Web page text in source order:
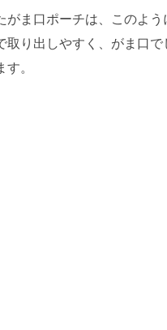
がま口ポーチは、このよう
取り出しやすく、がま口で
。